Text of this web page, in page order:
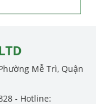
Mễ Trì, Quận
- Hotline: